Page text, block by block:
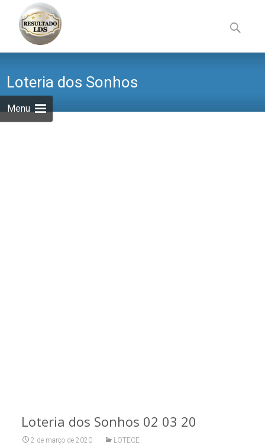
Menu
to
content
por:
Loteria dos Sonhos
Loteria dos Sonhos 02 03 20
2 de março de 2020 LOTECE